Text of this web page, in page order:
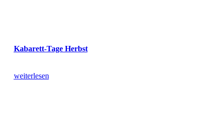
Kabarett-Tage Herbst
weiterlesen